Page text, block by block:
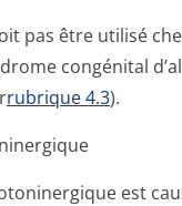
pas être utilisé
congénital
rubrique 4.3).
est